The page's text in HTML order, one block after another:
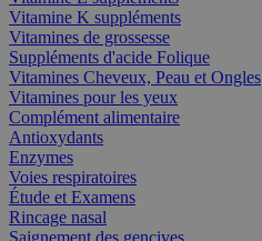
Vitamine K suppléments
Vitamines de grossesse
Suppléments d'acide Folique
Vitamines Cheveux, Peau et Ongles
Vitamines pour les yeux
Complément alimentaire
Antioxydants
Enzymes
Voies respiratoires
Étude et Examens
Rincage nasal